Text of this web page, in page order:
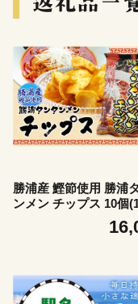
勝浦産 鰹節使用 勝浦
ンメン チップス 10個
ス) 一般社団法人勝浦
協会《30日以内に出
プス 担々麺【配送不
り】(離島)